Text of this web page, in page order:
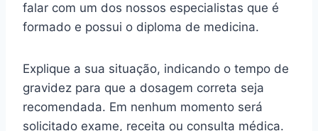
falar com um dos nossos especialistas que é
formado e possui o diploma de medicina.
Explique a sua situação, indicando o tempo de
gravidez para que a dosagem correta seja
recomendada. Em nenhum momento será
solicitado exame, receita ou consulta médica.